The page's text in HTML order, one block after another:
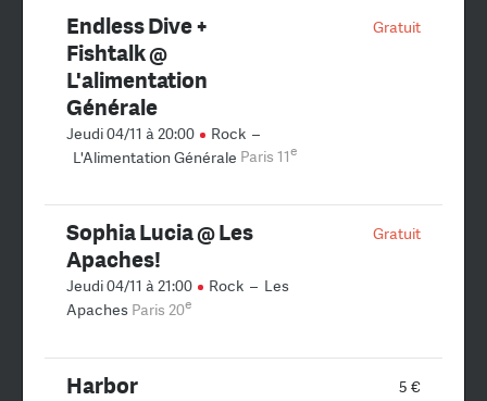
Gratuit
Endless Dive +
Fishtalk @
L'alimentation
Générale
Jeudi 04/11 à 20:00 Rock –
L'Alimentation Générale Paris 11e
Gratuit
Sophia Lucia @ Les
Apaches!
Jeudi 04/11 à 21:00 Rock – Les
Apaches Paris 20e
5 €
Harbor